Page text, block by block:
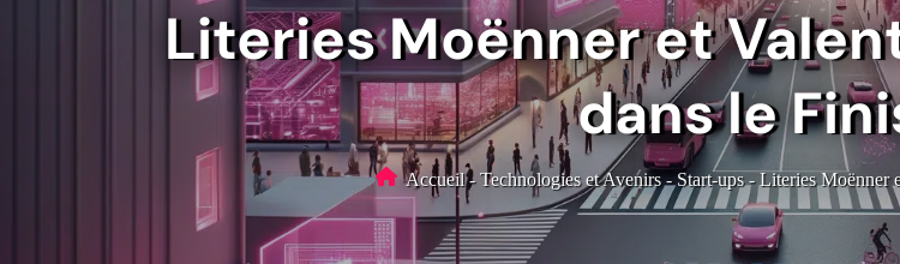
Literies Moënner et
dans le
Accueil - Technologies et Avenirs - Start-ups - Literies Moënner